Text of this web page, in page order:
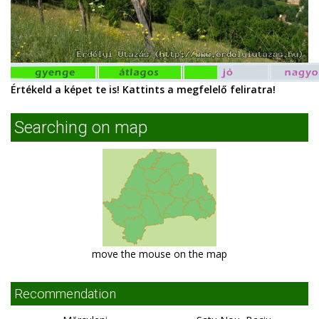
Értékeld a képet te is! Kattints a megfelelő feliratra!
Searching on map
move the mouse on the map
Recommendation